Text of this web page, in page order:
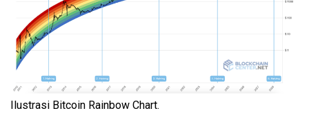
Ilustrasi Bitcoin Rainbow Chart.